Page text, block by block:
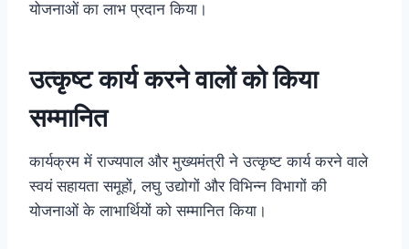
योजनाओं का लाभ प्रदान किया।
उत्कृष्ट कार्य करने वालों को किया
सम्मानित
कार्यक्रम में राज्यपाल और मुख्यमंत्री ने उत्कृष्ट कार्य करने वाले
स्वयं सहायता समूहों, लघु उद्योगों और विभिन्न विभागों की
योजनाओं के लाभार्थियों को सम्मानित किया।